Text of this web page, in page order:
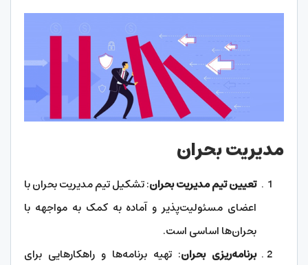
مدیریت بحران
تعیین تیم مدیریت بحران: تشکیل تیم مدیریت بحران با
اعضای مسئولیت‌پذیر و آماده به کمک به مواجهه با
بحران‌ها اساسی است.
برنامه‌ریزی بحران: تهیه برنامه‌ها و راهکارهایی برای